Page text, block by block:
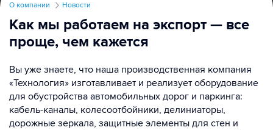
О компании Новости
Как мы работаем на экспорт — все
проще, чем кажется
Вы уже знаете, что наша производственная компания
«Технология» изготавливает и реализует оборудование
для обустройства автомобильных дорог и паркинга:
кабель-каналы, колесоотбойники, делиниаторы,
дорожные зеркала, защитные элементы для стен и